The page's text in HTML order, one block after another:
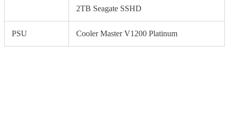
2TB Seagate SSHD
PSU Cooler Master V1200 Platinum